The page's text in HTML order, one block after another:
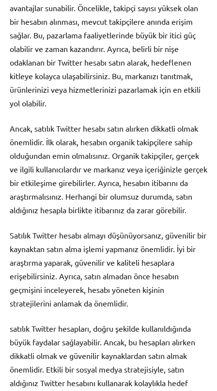
avantajlar sunabilir. Öncelikle, takipçi sayısı yüksek olan
bir hesabın alınması, mevcut takipçilere anında erişim
sağlar. Bu, pazarlama faaliyetlerinde büyük bir itici güç
olabilir ve zaman kazandırır. Ayrıca, belirli bir nişe
odaklanan bir Twitter hesabı satın alarak, hedeflenen
kitleye kolayca ulaşabilirsiniz. Bu, markanızı tanıtmak,
ürünlerinizi veya hizmetlerinizi pazarlamak için en etkili
yol olabilir.
Ancak, satılık Twitter hesabı satın alırken dikkatli olmak
önemlidir. İlk olarak, hesabın organik takipçilere sahip
olduğundan emin olmalısınız. Organik takipçiler, gerçek
ve ilgili kullanıcılardır ve markanız veya içeriğinizle gerçek
bir etkileşime girebilirler. Ayrıca, hesabın itibarını da
araştırmalısınız. Herhangi bir olumsuz durumda, satın
aldığınız hesapla birlikte itibarınız da zarar görebilir.
Satılık Twitter hesabı almayı düşünüyorsanız, güvenilir bir
kaynaktan satın alma işlemi yapmanız önemlidir. İyi bir
araştırma yaparak, güvenilir ve kaliteli hesaplara
erişebilirsiniz. Ayrıca, satın almadan önce hesabın
geçmişini inceleyerek, hesabı yöneten kişinin
stratejilerini anlamak da önemlidir.
satılık Twitter hesapları, doğru şekilde kullanıldığında
büyük faydalar sağlayabilir. Ancak, bu hesapları alırken
dikkatli olmak ve güvenilir kaynaklardan satın almak
önemlidir. Etkili bir sosyal medya stratejisiyle, satın
aldığınız Twitter hesabını kullanarak kolaylıkla hedef